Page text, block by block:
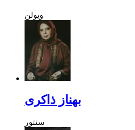
ویولن
بهناز ذاکری
سنتور